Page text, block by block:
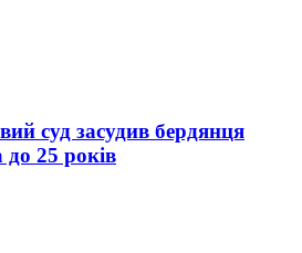
суд засудив бердянця
25 років